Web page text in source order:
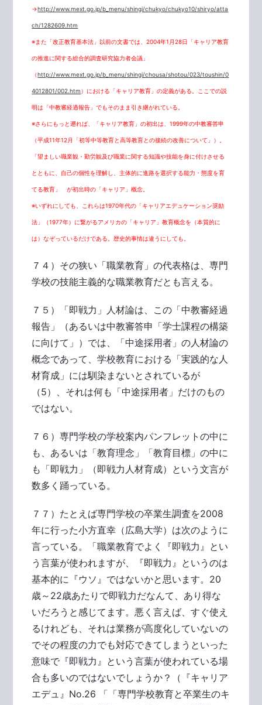
→http://www.mext.go.jp/b_menu/shingi/chukyo/chukyo10/shiryo/atta
ch/1282609.htm
※また「改正教育基本法」以前の文書では、2004年1月28日「キャリア教育
の推進に関する総合的調査研究協力者会議」
（http://www.mext.go.jp/b_menu/shingi/chousa/shotou/023/toushin/0
4012801/002.htm）における「キャリア教育」の定義がある。ここでの説
明は「中教審経過報告」でもそのまま引き継がれている。
※さらにもっと遡れば、「キャリア教育」の初出は、1999年の中教審答申
（平成11年12月「初等中等教育と高等教育との接続の改善について」）。
「望ましい職業観・勤労観及び職業に関する知識や技能を身に付けさせる
とともに、自己の個性を理解し、主体的に進路を選択する能力・態度を育
てる教育」 が初出時の「キャリア」概念。
※いずれにしても、これらは1970年代の「キャリアエデュケーション奨励
法」（1977年）に繋がるアメリカの「キャリア」教育概念を（本質的に
は）なぞっているだけである。歴史的事情は違うにしても。
７４）その狭い「職業教育」の代表格は、専門
学校の技能主義的な職業教育だとも言える。
７５）「即戦力」人材論は、この「中教審経過
報告」（あるいは中教審答申「学士課程の構築
に向けて」）では、「中途採用者」の人材論の
概念であって、学校教育における「実践的な人
材育成」には馴染まないとされているが
（5）、それは何も「中途採用者」だけのもの
ではない。
７６）専門学校の学校案内パンフレットの中に
も、あるいは「教育理念」「教育目標」の中に
も「即戦力」（即戦力人材育成）という文言が
数多く踊っている。
７７）たとえば専門学校の卒業生調査を2008
年に行った小方直幸（広島大学）は次のように
言っている。「職業教育でよく『即戦力』とい
う言葉が使われますが、『即戦力』というのは
基本的に『ウソ』ではないかと思います。20
歳～22歳あたりで即戦力だなんて、あり得な
いだろうと感じてます。悪く言えば、すぐ使え
るけれども、それは業務が高度化していないの
でその程度の力でも対応できてしまうといった
意味で『即戦力』という言葉が使われている場
合も多いのではないでしょうか？（『キャリア
エデュ』No.26 「「専門学校教育と卒業生のキ